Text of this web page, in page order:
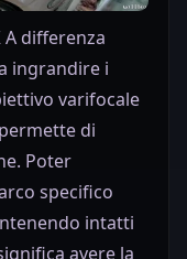
A differenza
ingrandire i
varifocale
di
Poter
specifico
intatti
avere la